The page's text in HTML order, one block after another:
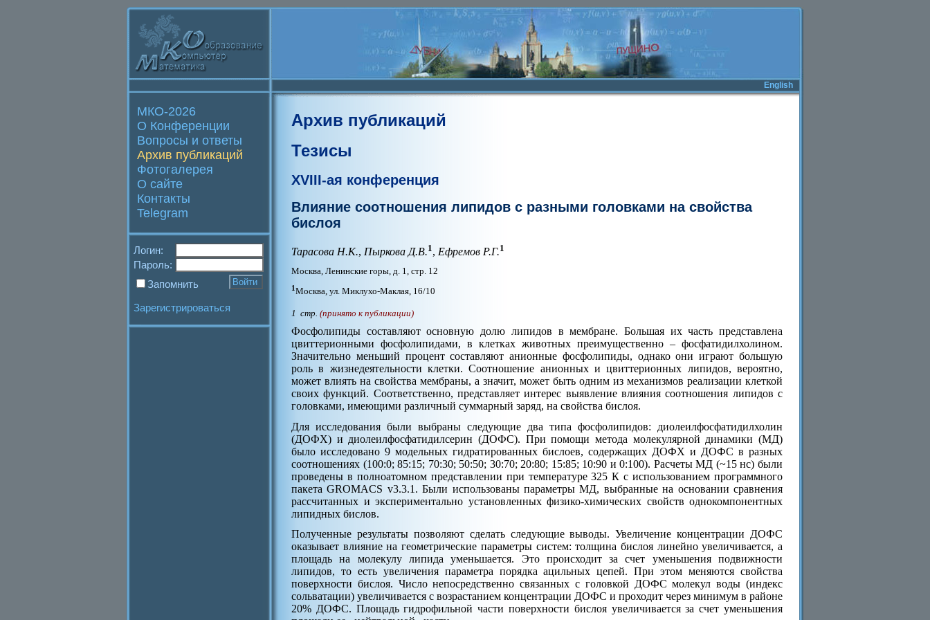
English
МКО-2026
О Конференции
Вопросы и ответы
Архив публикаций
Фотогалерея
О сайте
Контакты
Telegram
Логин:
Пароль:
Запомнить
Зарегистрироваться
Архив публикаций
Тезисы
XVIII-ая конференция
Влияние соотношения липидов с разными головками на свойства
бислоя
Тарасова Н.К., Пыркова Д.В.1 , Ефремов Р.Г.1
Москва, Ленинские горы, д. 1, стр. 12
1Москва, ул. Миклухо-Маклая, 16/10
1 стр. (принято к публикации)
Фосфолипиды составляют основную долю липидов в мембране. Большая их часть представлена
цвиттерионными фосфолипидами, в клетках животных преимущественно – фосфатидилхолином.
Значительно меньший процент составляют анионные фосфолипиды, однако они играют большую
роль в жизнедеятельности клетки. Соотношение анионных и цвиттерионных липидов, вероятно,
может влиять на свойства мембраны, а значит, может быть одним из механизмов реализации клеткой
своих функций. Соответственно, представляет интерес выявление влияния соотношения липидов с
головками, имеющими различный суммарный заряд, на свойства бислоя.
Для исследования были выбраны следующие два типа фосфолипидов: диолеилфосфатидилхолин
(ДОФХ) и диолеилфосфатидилсерин (ДОФС). При помощи метода молекулярной динамики (МД)
было исследовано 9 модельных гидратированных бислоев, содержащих ДОФХ и ДОФС в разных
соотношениях (100:0; 85:15; 70:30; 50:50; 30:70; 20:80; 15:85; 10:90 и 0:100). Расчеты МД (~15 нс) были
проведены в полноатомном представлении при температуре 325 К с использованием программного
пакета GROMACS v3.3.1. Были использованы параметры МД, выбранные на основании сравнения
рассчитанных и экспериментально установленных физико-химических свойств однокомпонентных
липидных бислов.
Полученные результаты позволяют сделать следующие выводы. Увеличение концентрации ДОФС
оказывает влияние на геометрические параметры систем: толщина бислоя линейно увеличивается, а
площадь на молекулу липида уменьшается. Это происходит за счет уменьшения подвижности
липидов, то есть увеличения параметра порядка ацильных цепей. При этом меняются свойства
поверхности бислоя. Число непосредственно связанных с головкой ДОФС молекул воды (индекс
сольватации) увеличивается с возрастанием концентрации ДОФС и проходит через минимум в районе
20% ДОФС. Площадь гидрофильной части поверхности бислоя увеличивается за счет уменьшения